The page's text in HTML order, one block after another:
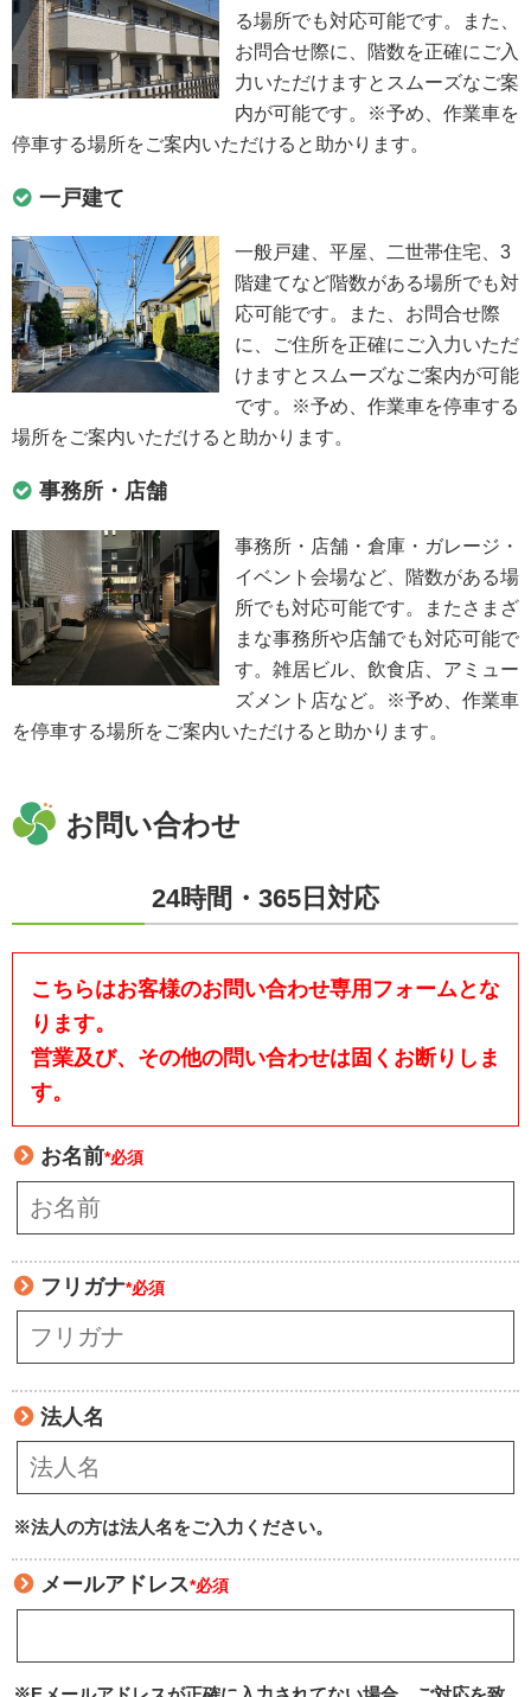
る場所でも対応可能です。また、
お問合せ際に、階数を正確にご入
力いただけますとスムーズなご案
内が可能です。※予め、作業車を
停車する場所をご案内いただけると助かります。
一戸建て
一般戸建、平屋、二世帯住宅、3
階建てなど階数がある場所でも対
応可能です。また、お問合せ際
に、ご住所を正確にご入力いただ
けますとスムーズなご案内が可能
です。※予め、作業車を停車する
場所をご案内いただけると助かります。
事務所・店舗
事務所・店舗・倉庫・ガレージ・
イベント会場など、階数がある場
所でも対応可能です。またさまざ
まな事務所や店舗でも対応可能で
す。雑居ビル、飲食店、アミュー
ズメント店など。※予め、作業車
を停車する場所をご案内いただけると助かります。
お問い合わせ
24時間・365日対応
こちらはお客様のお問い合わせ専用フォームとな
ります。
営業及び、その他の問い合わせは固くお断りしま
す。
お名前*必須
フリガナ*必須
法人名
※法人の方は法人名をご入力ください。
メールアドレス*必須